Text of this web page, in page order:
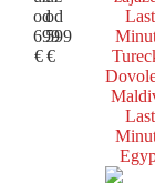
od
699
€
od
599
€
Last
Last